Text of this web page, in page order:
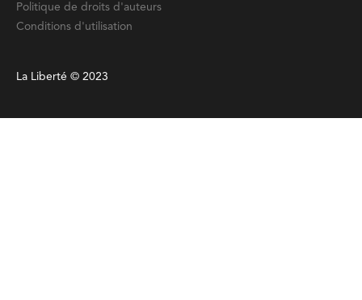
Politique de droits d'auteurs
Conditions d'utilisation
La Liberté © 2023